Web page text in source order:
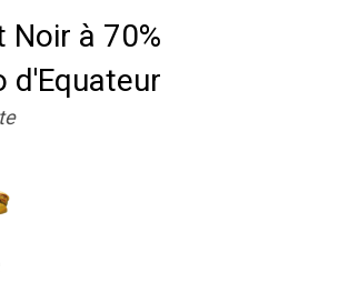
Noir à 70%
d'Equateur